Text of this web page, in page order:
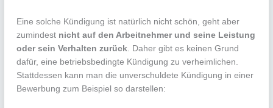
Eine solche Kündigung ist natürlich nicht schön, geht aber
zumindest nicht auf den Arbeitnehmer und seine Leistung
oder sein Verhalten zurück . Daher gibt es keinen Grund
dafür, eine betriebsbedingte Kündigung zu verheimlichen.
Stattdessen kann man die unverschuldete Kündigung in einer
Bewerbung zum Beispiel so darstellen: